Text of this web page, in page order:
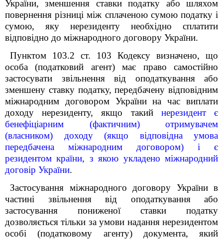
України, зменшення ставки податку або шляхом
повернення різниці між сплаченою сумою податку і
сумою, яку нерезиденту необхідно сплатити
відповідно до міжнародного договору України.
Пунктом 103.2 ст. 103 Кодексу визначено, що
особа (податковий агент) має право самостійно
застосувати звільнення від оподаткування або
зменшену ставку податку, передбачену відповідним
міжнародним договором України на час виплати
доходу нерезиденту, якщо такий нерезидент є
бенефіціарним (фактичним) отримувачем
(власником) доходу (якщо відповідна умова
передбачена міжнародним договором) і є
резидентом країни, з якою укладено міжнародний
договір України.
Застосування міжнародного договору України в
частині звільнення від оподаткування або
застосування пониженої ставки податку
дозволяється тільки за умови надання нерезидентом
особі (податковому агенту) документа, який